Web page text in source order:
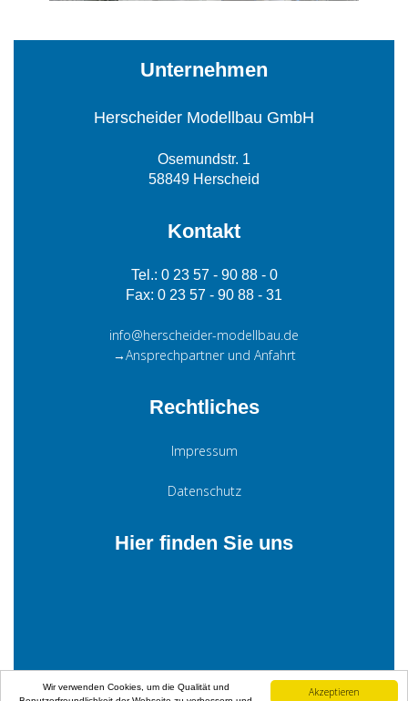
Akzeptieren
Wir verwenden Cookies, um die Qualität und
Unternehmen
Herscheider Modellbau GmbH
Osemundstr. 1
58849 Herscheid
Kontakt
Tel.: 0 23 57 - 90 88 - 0
Fax: 0 23 57 - 90 88 - 31
info@herscheider-modellbau.de
→Ansprechpartner und Anfahrt
Rechtliches
Impressum
Datenschutz
Hier finden Sie uns